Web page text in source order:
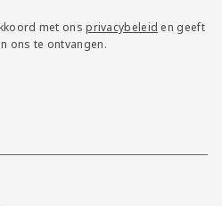
met onsprivacybeleid en geeft
ons te ontvangen.